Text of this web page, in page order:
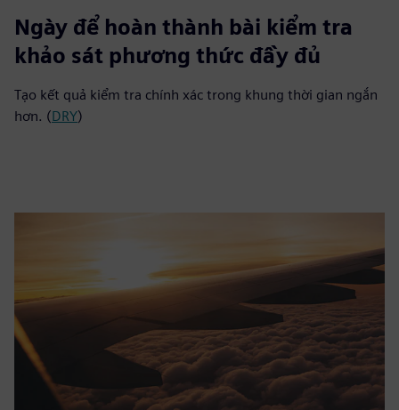
4
Ngày để hoàn thành bài kiểm tra
khảo sát phương thức đầy đủ
Tạo kết quả kiểm tra chính xác trong khung thời gian ngắn
hơn. (DRY)